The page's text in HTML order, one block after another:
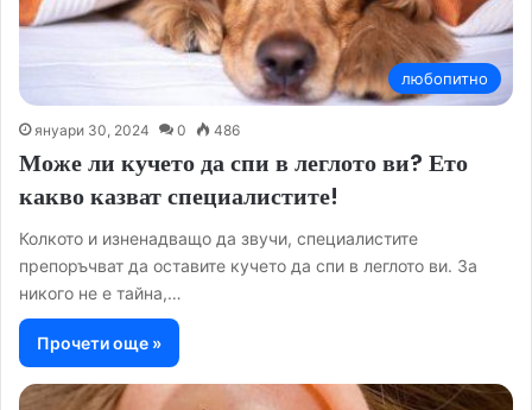
любопитно
януари 30, 2024 0 486
Може ли кучето да спи в леглото ви? Ето
какво казват специалистите!
Колкото и изненадващо да звучи, специалистите
препоръчват да оставите кучето да спи в леглото ви. За
никого не е тайна,…
Прочети още »